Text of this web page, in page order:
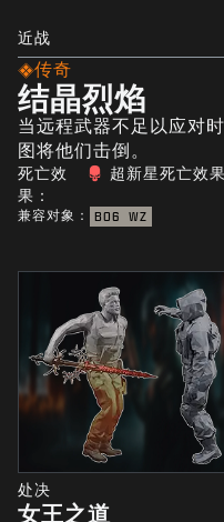
近战
传奇
结晶烈焰
当远程武器不足以应对
图将他们击倒。
死亡效
果：
超新星死亡效果
兼容对象： BO6 WZ
处决
女王之道